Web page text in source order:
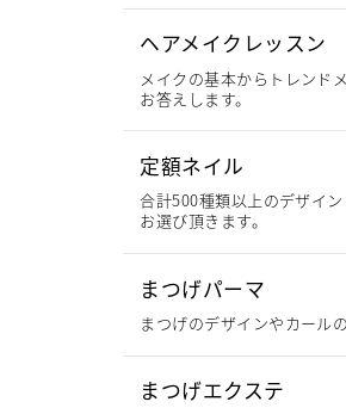
ヘアメイクレッスン
メイクの基本からトレンド
お答えします。
定額ネイル
合計500種類以上のデザイ
お選び頂きます。
まつげパーマ
まつげのデザインやカール
まつげエクステ